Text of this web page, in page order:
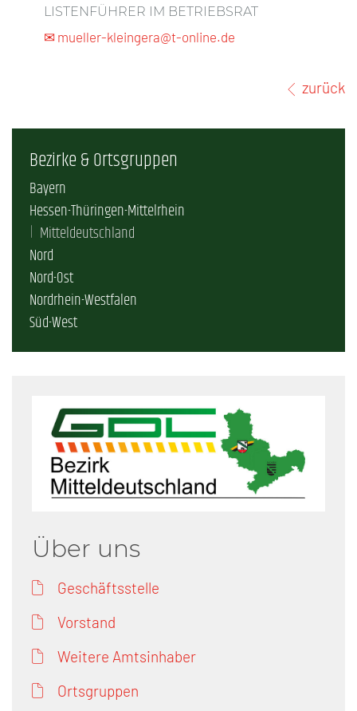
LISTENFÜHRER IM BETRIEBSRAT
✉ mueller-kleingera@t-online.de
zurück
Bezirke & Ortsgruppen
Bayern
Hessen-Thüringen-Mittelrhein
Mitteldeutschland
Nord
Nord-Ost
Nordrhein-Westfalen
Süd-West
Über uns
Geschäftsstelle
Vorstand
Weitere Amtsinhaber
Ortsgruppen